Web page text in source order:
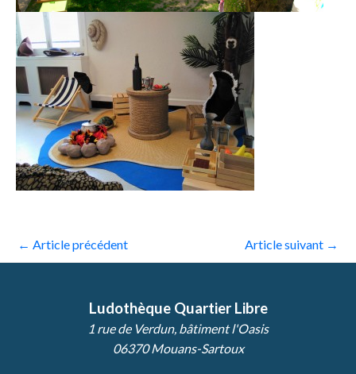
← Article précédent Article suivant →
Ludothèque Quartier Libre
1 rue de Verdun, bâtiment l'Oasis
06370 Mouans-Sartoux